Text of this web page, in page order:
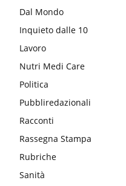
Dal Mondo
Inquieto dalle 10
Lavoro
Nutri Medi Care
Politica
Pubbliredazionali
Racconti
Rassegna Stampa
Rubriche
Sanità